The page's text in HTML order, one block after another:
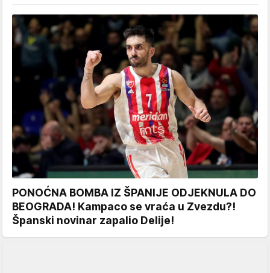
PONOĆNA BOMBA IZ ŠPANIJE ODJEKNULA DO
BEOGRADA! Kampaco se vraća u Zvezdu?!
Španski novinar zapalio Delije!